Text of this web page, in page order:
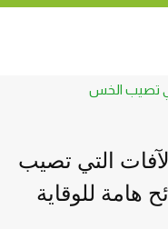
التي تصيب
هامة للوقاية